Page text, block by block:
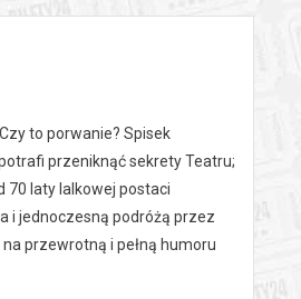
to porwanie? Spisek
przeniknąć sekrety Teatru;
70 laty lalkowej postaci
i jednoczesną podróżą przez
przewrotną i pełną humoru